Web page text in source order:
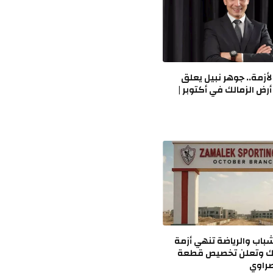
جوهر نبيل يعلق
الزمالك في أكتوبر |
والرياضة تنهي أزمة
وتعلن تخصيص قطعة